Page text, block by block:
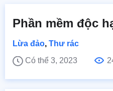
Phần mềm độc
Lừa đảo, Thư rác
Có thể 3, 2023